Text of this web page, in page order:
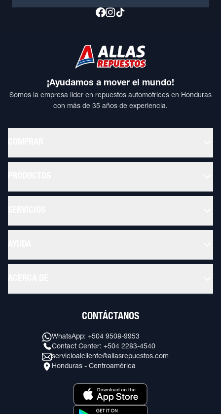
¡Ayudamos a mover el mundo!
Somos la empresa líder en repuestos automotrices en Honduras
con más de 35 años de experiencia.
CONTÁCTANOS
WhatsApp: +504 9508-9953
Contact Center: +504 2283-4540
servicioalcliente@allasrepuestos.com
Honduras - Centroamérica